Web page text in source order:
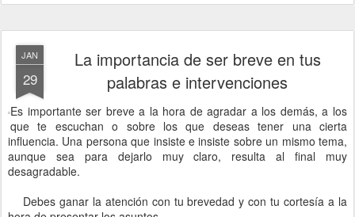
JAN
29
La importancia de ser breve en tus
palabras e intervenciones
Es importante ser breve a la hora de agradar a los demás, a los
que te escuchan o sobre los que deseas tener una cierta
influencia. Una persona que insiste e insiste sobre un mismo tema,
aunque sea para dejarlo muy claro, resulta al final muy
desagradable.
Debes ganar la atención con tu brevedad y con tu cortesía a la